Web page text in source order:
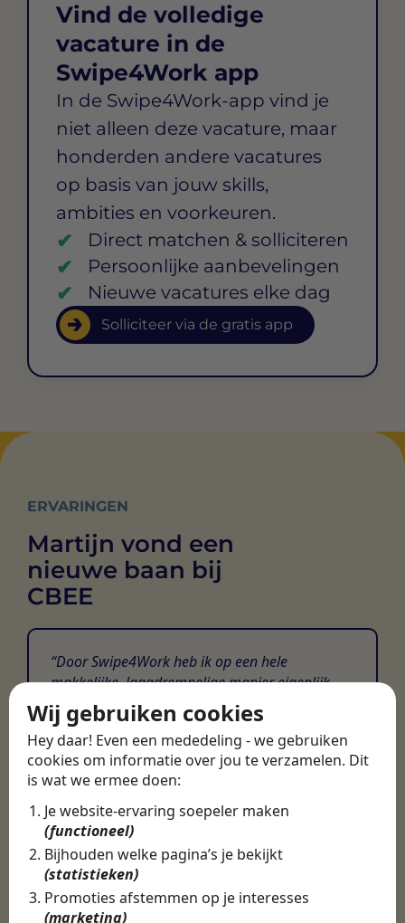
Wij gebruiken cookies
Hey daar! Even een mededeling - we gebruiken
cookies om informatie over jou te verzamelen. Dit
is wat we ermee doen:
Je website-ervaring soepeler maken
(functioneel)
Bijhouden welke pagina’s je bekijkt
(statistieken)
Promoties afstemmen op je interesses
(marketing)
Vind de volledige
vacature in de
Swipe4Work app
In de Swipe4Work-app vind je
niet alleen deze vacature, maar
honderden andere vacatures
op basis van jouw skills,
ambities en voorkeuren.
Direct matchen & solliciteren
Persoonlijke aanbevelingen
Nieuwe vacatures elke dag
Solliciteer via de gratis app
ERVARINGEN
Martijn vond een
nieuwe baan bij
CBEE
Door Swipe4Work heb ik op een hele
makkelijke, laagdrempelige manier eigenlijk
een hele leuke nieuwe baan gevonden. Met heel
veel nieuwe uitdagingen!
Martijn